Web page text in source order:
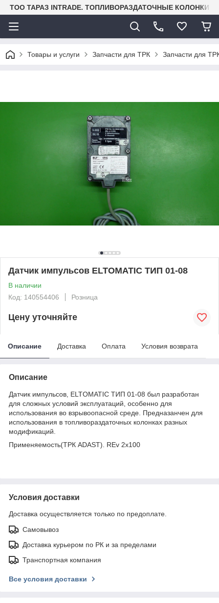
TOO ТАРАЗ INTRADE. ТОПЛИВОРАЗДАТОЧНЫЕ КОЛОНКИ
Товары и услуги Запчасти для ТРК Запчасти для
Датчик импульсов ELTOMATIC ТИП 01-08
В наличии
Код: 140554406
Розница
Цену уточняйте
Описание Доставка Оплата Условия возврата
Описание
Датчик импульсов, ELTOMATIC ТИП 01-08 был разработан
для сложных условий эксплуатаций, особенно для
использования во взрывоопасной среде. Предназанчен для
использования в топливораздаточных колонках разных
модификаций.
Применяемость(ТРК ADAST). REv 2x100
Условия доставки
Доставка осуществляется только по предоплате.
Самовывоз
Доставка курьером по РК и за пределами
Транспортная компания
Все условия доставки